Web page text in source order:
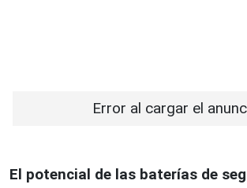
Error al cargar el
El potencial de las baterías de